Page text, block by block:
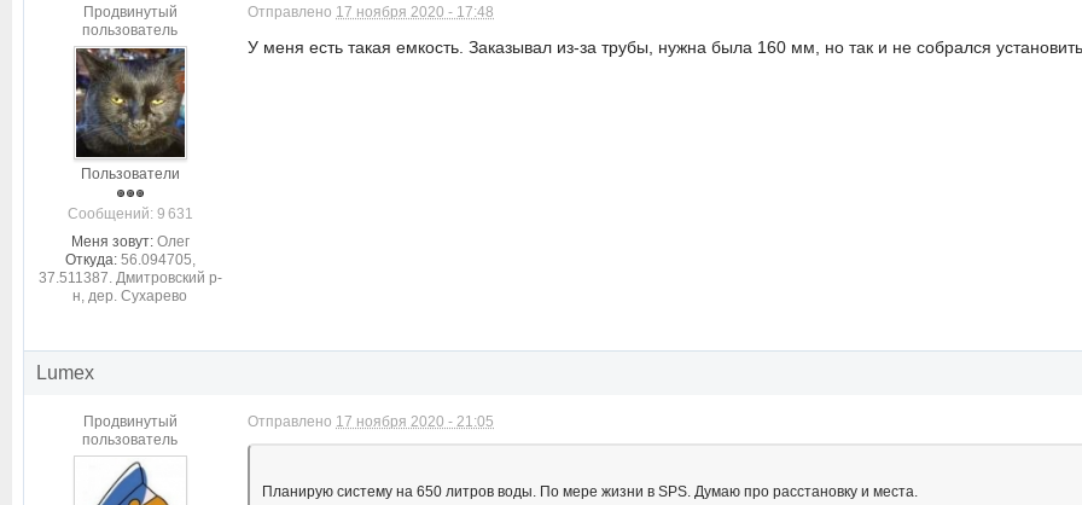
Продвинутый
пользователь
Пользователи
Cообщений: 9 631
Меня зовут: Олег
Откуда: 56.094705,
37.511387. Дмитровский р-
н, дер. Сухарево
Отправлено 17 ноября 2020 - 17:48
У меня есть такая емкость. Заказывал из-за трубы, нужна была 160 мм, но так и не собрался
Lumex
Продвинутый
пользователь
Отправлено 17 ноября 2020 - 21:05
Планирую систему на 650 литров воды. По мере жизни в SPS. Думаю про расстановку и места.